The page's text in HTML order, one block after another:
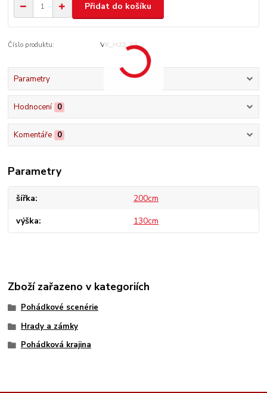
Přidat do košíku
Číslo produktu: VK_H23_01
Parametry
Hodnocení 0
Komentáře 0
Parametry
šířka 200cm
výška 130cm
Zboží zařazeno v kategoriích
Pohádkové scenérie
Hrady a zámky
Pohádková krajina